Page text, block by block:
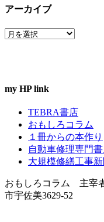
ゴ
ー
アーカイブ
ア
my HP link
TEBRA書店
おもしろコラム
１冊からの本作り
自動車修理専門
大規模修繕工事新
おもしろコラム 主宰
市宇佐美3629-52